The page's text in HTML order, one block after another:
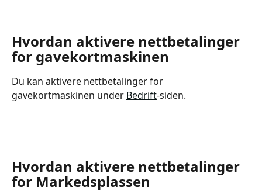
Hvordan aktivere nettbetalinger
for gavekortmaskinen
Du kan aktivere nettbetalinger for
gavekortmaskinen under Bedrift-siden.
Hvordan aktivere nettbetalinger
for Markedsplassen